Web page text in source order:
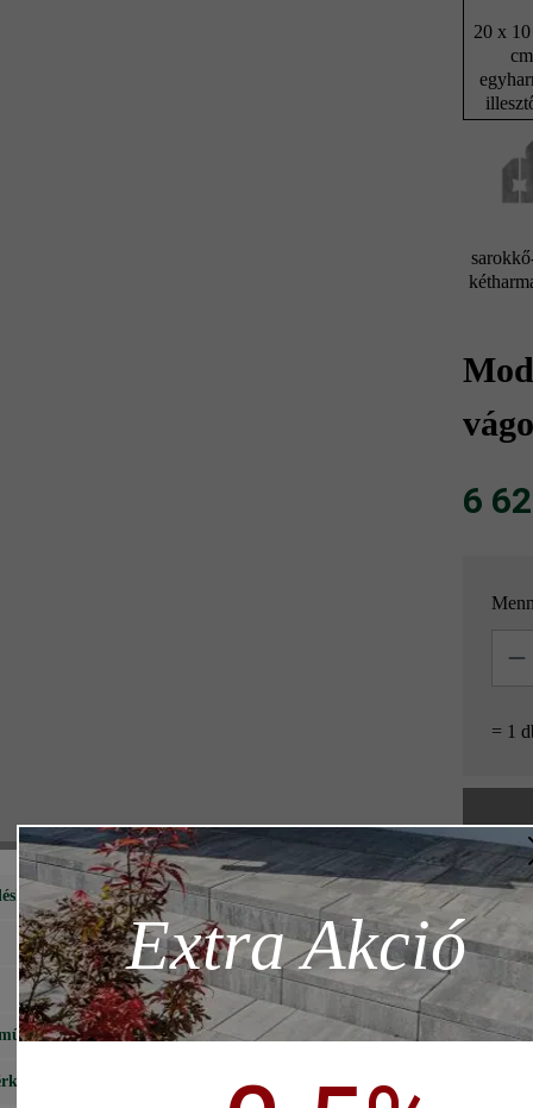
20 x
cm
6
= 1
Termékleírás
hosszúságával és gyönyörű árnyékolásával, gazdag
szükséges
Extra Akció